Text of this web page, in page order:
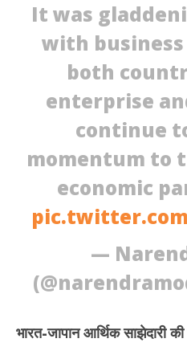
It was
with
both
enterprise
continue
momentum to
economic
—
भारत-जापान आर्थिक साझेदारी की